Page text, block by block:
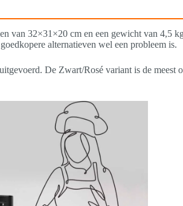
32×31×20 cm en een gewicht van 4,5
alternatieven wel een probleem is.
De Zwart/Rosé variant is de meest